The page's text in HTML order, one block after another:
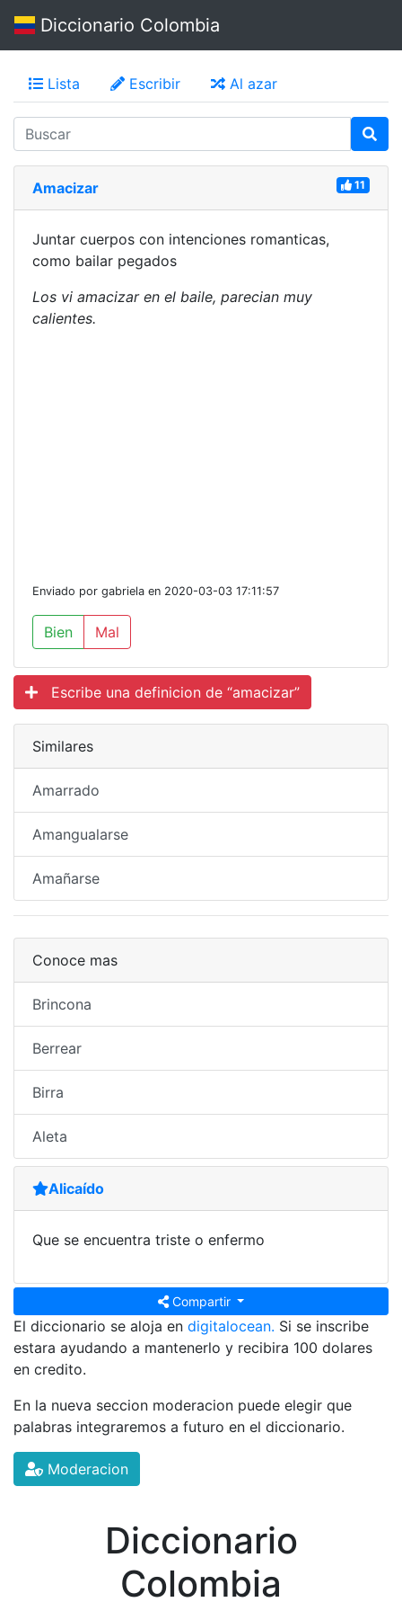
Diccionario Colombia
Lista Escribir Al azar
Amacizar 11
Juntar cuerpos con intenciones romanticas,
como bailar pegados
Los vi amacizar en el baile, parecian muy
calientes.
Enviado por gabriela en 2020-03-03 17:11:57
Bien Mal
Escribe una definicion de “amacizar”
Similares
Amarrado
Amangualarse
Amañarse
Conoce mas
Brincona
Berrear
Birra
Aleta
Alicaído
Que se encuentra triste o enfermo
Compartir
El diccionario se aloja en digitalocean. Si se inscribe
estara ayudando a mantenerlo y recibira 100 dolares
en credito.
En la nueva seccion moderacion puede elegir que
palabras integraremos a futuro en el diccionario.
Moderacion
Diccionario
Colombia